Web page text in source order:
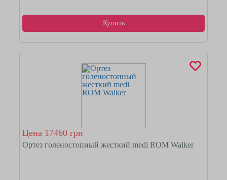
Купить
Цена 17460 грн
Ортез голеностопный жесткий medi ROM Walker